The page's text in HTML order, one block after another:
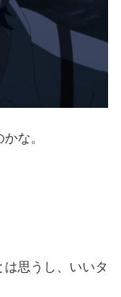
な。
思うし、いいタ